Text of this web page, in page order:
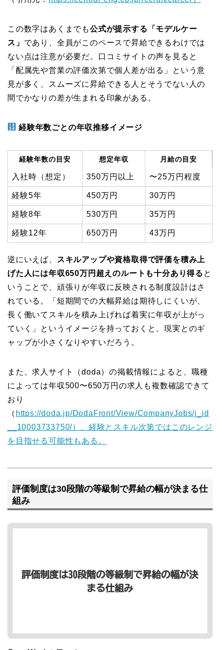
この数字はあくまでも公式が提示する「モデルケー
ス」 であり、全員がこのペースで昇給できるわけでは
ない点は注意が必要だ。口コミサイトの声を見ると
「配属先や営業の評価次第で個人差が出る」という意
見が多く、スムーズに昇給できる人とそうでない人の
間でかなりの差が生まれる印象がある。
経験年数ごとの年収推移イメージ
経験年数の目安 想定年収 月給の目安
入社時（想定） 350万円以上 〜25万円程度
経験5年 450万円 30万円
経験8年 530万円 35万円
経験12年 650万円 43万円
逆にいえば、
スキルアップや資格取得で評価を積み上
げた人には年収650万円超えのルートも十分あり得る と
いうことで、頑張りが年収に反映される制度設計はさ
れている。「短期間での大幅昇給は期待しにくいが、
長く働いてスキルを積み上げれば着実に年収が上がっ
ていく」というイメージを持っておくと、現実とのギ
ャップが小さくなりやすいだろう。
また、求人サイト（doda）の掲載情報によると、職種
によっては年収500〜650万円の求人も複数確認できて
おり
（ https://doda.jp/DodaFront/View/CompanyJobs/j_id
__10003733750/）、経験とスキル次第ではこのレンジ
を目指せる可能性もある。
評価制度は30段階の等級制で昇給の幅が決まる仕
組み